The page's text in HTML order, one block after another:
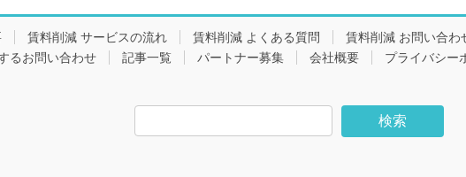
賃料削減 サービスの流れ 賃料削減 よくある質問 賃料削減 お問い合わ
るお問い合わせ
記事一覧 パートナー募集 会社概要 プライバシー
索: